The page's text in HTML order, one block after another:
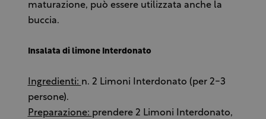
maturazione, può essere utilizzata anche la
buccia.
Insalata di limone Interdonato
Ingredienti: n. 2 Limoni Interdonato (per 2-3
persone).
Preparazione: prendere 2 Limoni Interdonato,